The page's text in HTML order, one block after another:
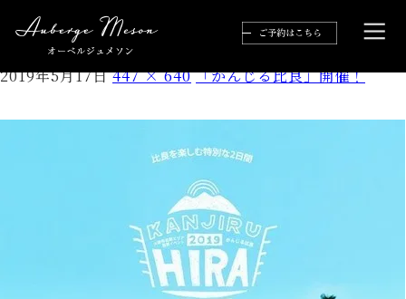
かんじる比良
2019年5月17日 447 × 640 「かんじる比良」開催！